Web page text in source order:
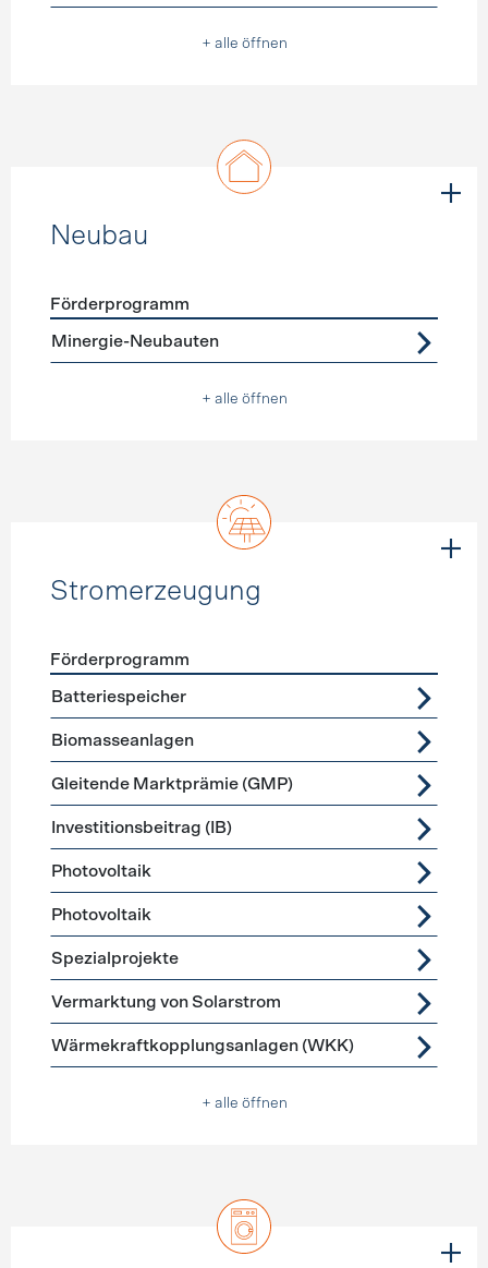
+ alle öffnen
Neubau
Förderprogramme
Förderprogramm
Minergie-Neubauten
+ alle öffnen
Stromerzeugung
Förderprogramme
Förderprogramm
Batteriespeicher
Biomasseanlagen
Gleitende Marktprämie (GMP)
Investitionsbeitrag (IB)
Photovoltaik
Photovoltaik
Spezialprojekte
Vermarktung von Solarstrom
Wärmekraftkopplungsanlagen (WKK)
+ alle öffnen